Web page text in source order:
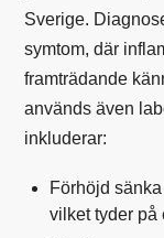
Sverige.
symtom, där
framträdande
används även
inkluderar:
Förhöjd sänka
vilket tyder på